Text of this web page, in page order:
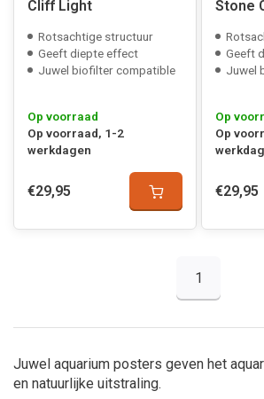
Cliff Light
Rotsachtige structuur
Geeft diepte effect
Juwel biofilter compatible
Op voorraad
Op voorraad, 1-2
werkdagen
€29,95
Stone
Geeft
Juwel
Op
Op
€29,95
1
Juwel aquarium posters geven het
en natuurlijke uitstraling.